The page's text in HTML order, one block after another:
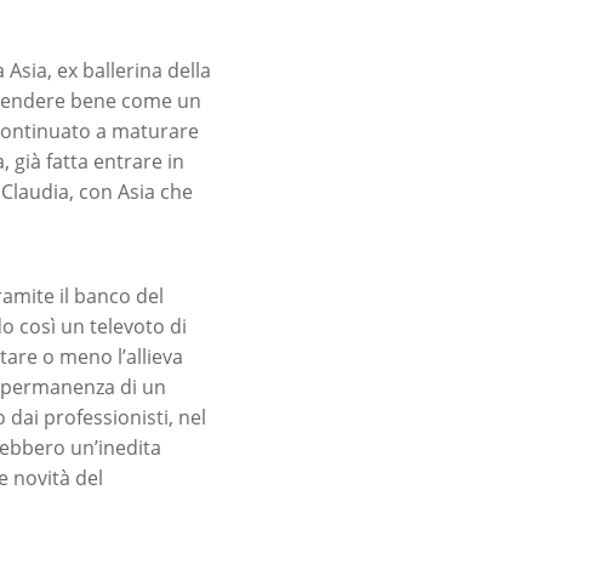
ex ballerina della
bene come un
a maturare
già fatta entrare in
con Asia che
il banco del
così un televoto di
o meno l’allieva
di un
dai professionisti, nel
un’inedita
novità del